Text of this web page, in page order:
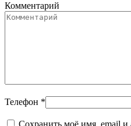
Комментарий
Телефон *